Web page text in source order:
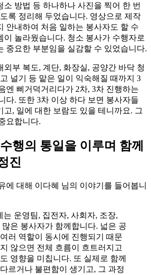
소 방법 등 하나하나 사진을 찍어 한 번
록 정리해 두었습니다. 영상으로 제작
안내하여 처음 일하는 봉사자도 할 수
이 놀라웠습니다. 청소 봉사가 수행자로
중요한 부분임을 실감할 수 있었습니다.
외부 복도, 계단, 화장실, 공양간 바닥 청
널기 등 맡은 일이 익숙해질 때까지 3
엔 삐거덕거리다가 2차, 3차 진행하는
다. 또한 3차 이상 하다 보면 봉사자들
고, 일에 대한 보람도 있을 테니까요. 그
요합니다.
행의 통일을 이루며 함께
진
에 대해 이다혜 님의 이야기를 들어봅니
는 운영팀, 집전자, 사회자, 조장,
은 봉사자가 함께합니다. 넓은 공
러 역할이 동시에 진행되기 때문
않으면 전체 흐름이 흐트러지고
영향을 미칩니다. 또 실제로 함께
르거나 불편함이 생기고, 그 과정